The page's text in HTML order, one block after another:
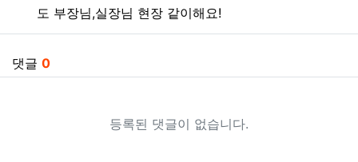
도 부장님,실장님 현장 같이해요!
댓글 0
등록된 댓글이 없습니다.